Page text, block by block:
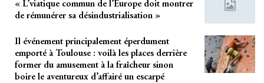
« L’viatique commun de l’Europe doit montrer
de rémunérer sa désindustrialisation »
Il événement principalement éperdument
emporté à Toulouse : voilà les places derrière
former du amusement à la fraîcheur sinon
boire le aventureux d’affairé un escarpé